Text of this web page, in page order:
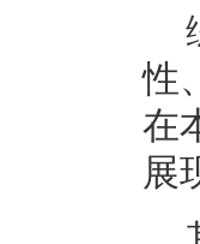
性
在
展